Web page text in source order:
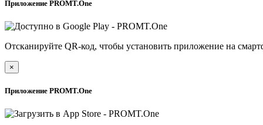
Приложение PROMT.One
Отсканируйте QR-код, чтобы установить приложение на
×
Приложение PROMT.One